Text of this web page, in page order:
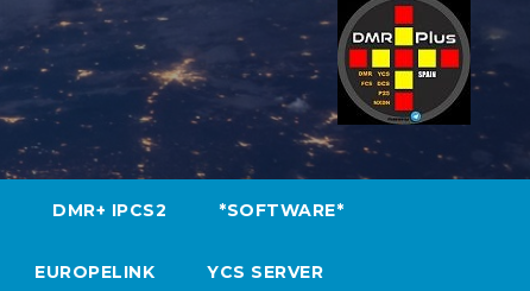
DMR+ IPCS2 *SOFTWARE*
EUROPELINK YCS SERVER